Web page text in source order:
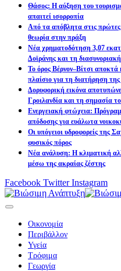
Θάσος: Η αύξηση του
απαιτεί ισορροπία
Από τα απόβλητα στις
θεωρία στην πράξη
Νέα χρηματοδότηση 3,07
Δοϊράνης και τη
Το όρος Βέρνον–Βίτσι
πλαίσιο για τη διατήρηση
Δορυφορική εικόνα
Γροιλανδία και τη σημασία
Ενεργειακή φτώχεια:
απόδοσης για ευάλωτα
Οι υπόγειοι υδροφορείς της
φυσικός πόρος
Νέα ανάλυση: Η κλιματική
μέσω της ακραίας ζέστης
Facebook Twitter Instagram
Οικονομία
Περιβάλλον
Υγεία
Τρόφιμα
Γεωργία